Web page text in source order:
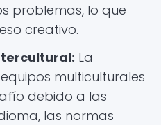
problemas, lo que
creativo.
La
multiculturales
debido a las
las normas